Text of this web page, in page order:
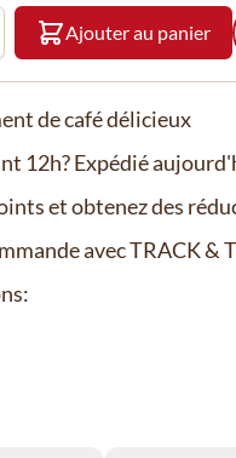
Ajouter au panier
de café délicieux
12h? Expédié
et obtenez des
avec TRACK &